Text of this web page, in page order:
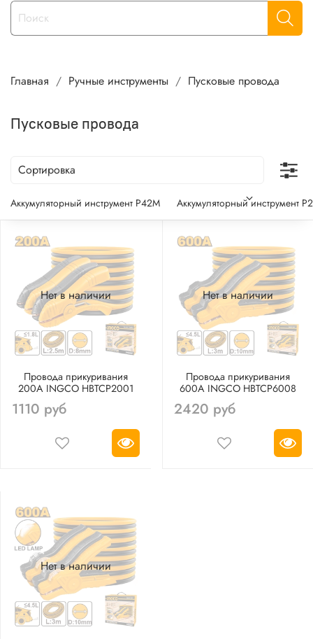
Главная Ручные инструменты Пусковые провода
Пусковые провода
Аккумуляторный инструмент P42M Аккумуляторный инструмент
Нет в наличии
Провода прикуривания
200А INGCO HBTCP2001
1110 руб
Нет в наличии
Провода прикуривания
600А INGCO HBTCP6008
2420 руб
Нет в наличии